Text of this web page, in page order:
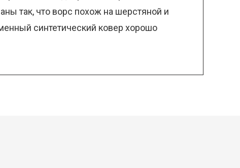
так, что ворс похож на шерстяной и
синтетический ковер хорошо